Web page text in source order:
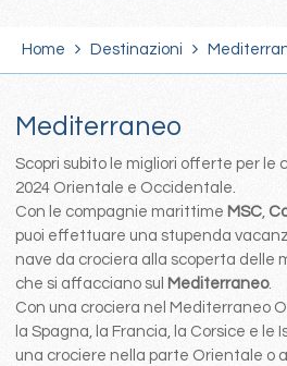
Home Destinazioni
Mediterraneo
Scopri subito le migliori offerte per le
2024 Orientale e Occidentale.
Con le compagnie marittime MSC,
puoi effettuare una stupenda
nave da crociera alla scoperta delle
che si affacciano sul Mediterraneo.
Con una crociera nel Mediterraneo
la Spagna, la Francia, la Corsice e le
una crociere nella parte Orientale o